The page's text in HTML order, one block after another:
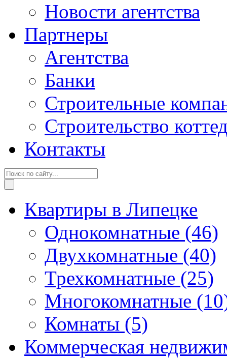
Новости агентства
Партнеры
Агентства
Банки
Строительные
Строительство
Контакты
Квартиры в Липецке
Однокомнатные (46)
Двухкомнатные (40)
Трехкомнатные (25)
Многокомнатные
Комнаты (5)
Коммерческая